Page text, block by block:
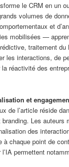
le CRM en un
volumes de
et
mobilisées —
traitement
les interactions, de
la réactivité des
et
de l’article réside
Les auteurs
des
à chaque point de
permettent